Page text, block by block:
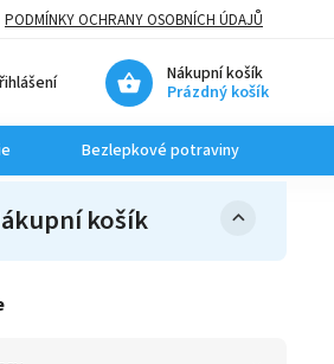
PODMÍNKY OCHRANY OSOBNÍCH ÚDAJŮ
Nákupní košík
Prázdný košík
Bezlepkové potraviny
košík